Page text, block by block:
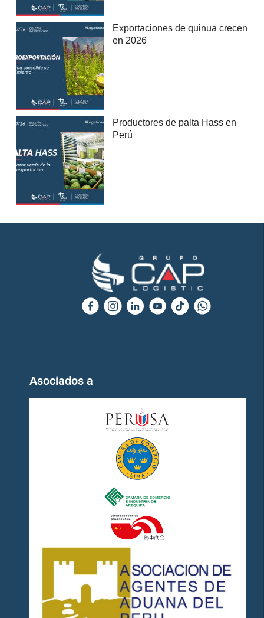
Exportaciones de quinua crecen
en 2026
Productores de palta Hass en
Perú
Asociados a